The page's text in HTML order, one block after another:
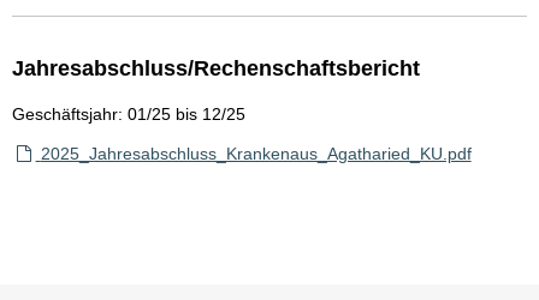
Jahresabschluss/Rechenschaftsbericht
Geschäftsjahr: 01/25 bis 12/25
2025_Jahresabschluss_Krankenaus_Agatharied_KU.pdf